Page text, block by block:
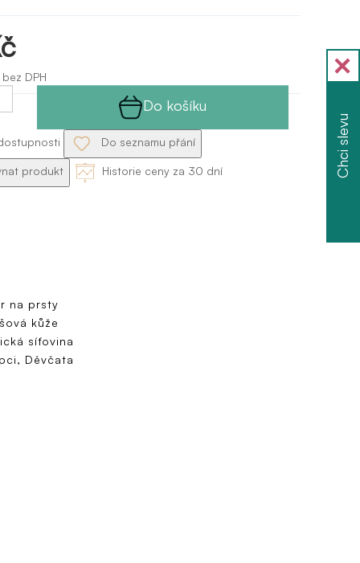
DPH
Do košíku
Do seznamu přání
produkt Historie ceny za 30 dní
na prsty
kůže
síťovina
Děvčata
Chci slevu